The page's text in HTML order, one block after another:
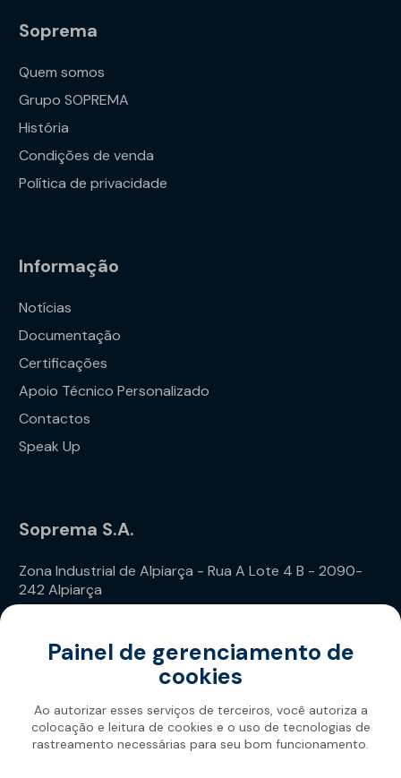
Soprema
Quem somos
Grupo SOPREMA
História
Condições de venda
Política de privacidade
Informação
Notícias
Documentação
Certificações
Apoio Técnico Personalizado
Contactos
Speak Up
Soprema S.A.
Zona Industrial de Alpiarça - Rua A Lote 4 B - 2090-
242 Alpiarça
Painel de gerenciamento de
cookies
Ao autorizar esses serviços de terceiros, você autoriza a
colocação e leitura de cookies e o uso de tecnologias de
rastreamento necessárias para seu bom funcionamento.